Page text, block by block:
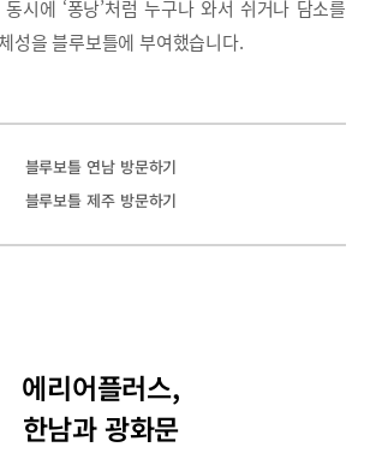
시에 ‘퐁낭’처럼 누구나 와서 쉬거나 담소를
성을 블루보틀에 부여했습니다.
블루보틀 연남 방문하기
블루보틀 제주 방문하기
에리어플러스,
한남과 광화문